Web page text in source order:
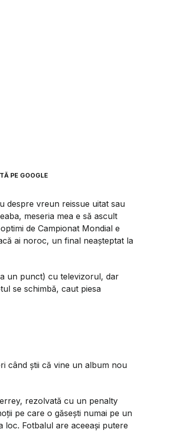
PE GOOGLE
despre vreun reissue uitat sau
meseria mea e să ascult
de Campionat Mondial e
ai noroc, un final neașteptat la
un punct) cu televizorul, dar
se schimbă, caut piesa
când știi că vine un album nou
rezolvată cu un penalty
pe care o găsești numai pe un
loc. Fotbalul are aceeași putere